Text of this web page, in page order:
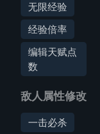
无限经验
经验倍率
编辑天赋点
数
敌人属性修改
一击必杀